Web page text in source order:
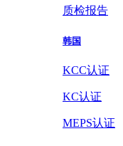
质检报告
韩国
KCC认证
KC认证
MEPS认证